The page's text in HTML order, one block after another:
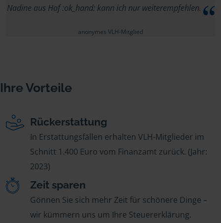
Nadine aus Hof :ok_hand: kann ich nur weiterempfehlen.
anonymes VLH-Mitglied
Ihre Vorteile
Rückerstattung
In Erstattungsfällen erhalten VLH-Mitglieder im
Schnitt 1.400 Euro vom Finanzamt zurück. (Jahr:
2023)
Zeit sparen
Gönnen Sie sich mehr Zeit für schönere Dinge –
wir kümmern uns um Ihre Steuererklärung.